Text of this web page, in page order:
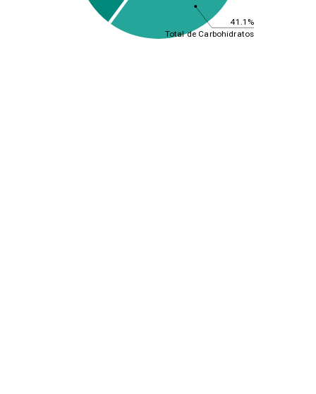
41.1%
Total de Carbohidratos